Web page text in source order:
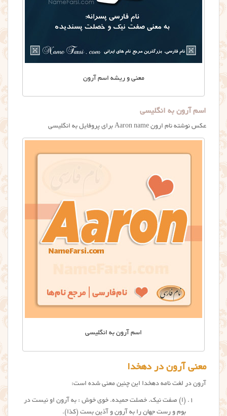
معنی و ریشه اسم آرون
اسم آرون به انگلیسی
عکس نوشته نام ارون Aaron name برای پروفایل به انگلیسی
اسم آرون به انگلیسی
معنی آرون در دهخدا
آرون در لغت نامه دهخدا این چنین معنی شده است:
(اِ) صفت نیک. خصلت حمیده. خوی خوش : به آرون او نیست در
بوم و رست جهان را به آرون و آذین بست (کذا).